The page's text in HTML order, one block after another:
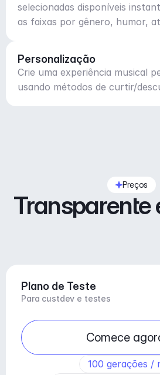
selecionadas disponíveis
as faixas por gênero, humor,
Personalização
Crie uma experiência musical
usando métodos de curtir/
Preços
Transparente
Plano de Teste
Para custdev e testes
Comece
100 gerações /